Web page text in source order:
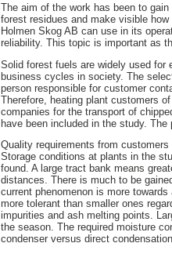
The aim of the work has been to
forest residues and make visible
Holmen Skog AB can use in its
reliability. This topic is important as
Solid forest fuels are widely used for
business cycles in society. The
person responsible for customer
Therefore, heating plant customers
companies for the transport of
have been included in the study. The
Quality requirements from
Storage conditions at plants in the
found. A large tract bank means
distances. There is much to be
current phenomenon is more
more tolerant than smaller ones
impurities and ash melting points.
the season. The required moisture
condenser versus direct